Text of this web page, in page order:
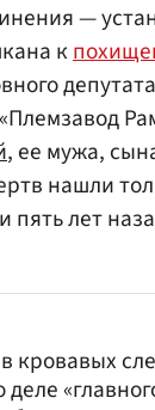
—
к
, ее мужа,
нашли
пять лет
кровавых